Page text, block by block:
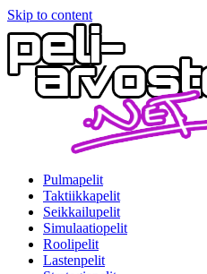
Skip to content
Pulmapelit
Taktiikkapelit
Seikkailupelit
Simulaatiopelit
Roolipelit
Lastenpelit